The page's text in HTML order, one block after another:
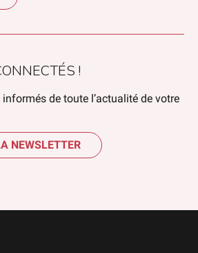
!
de toute l’actualité de votre
NEWSLETTER